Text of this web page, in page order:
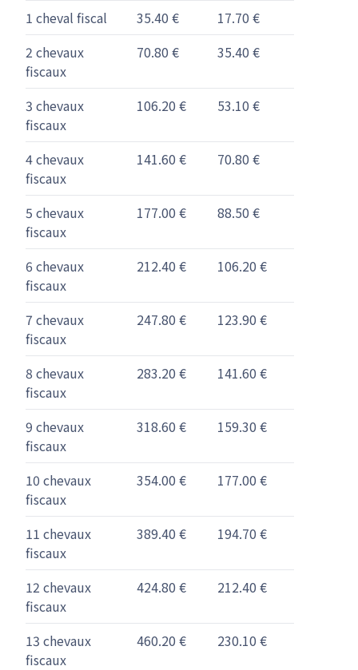
1 cheval fiscal
35.40 €
17.70 €
2 chevaux
fiscaux
70.80 € 35.40 €
3 chevaux
fiscaux
106.20 € 53.10 €
4 chevaux
fiscaux
141.60 € 70.80 €
5 chevaux
fiscaux
177.00 € 88.50 €
6 chevaux
fiscaux
212.40 € 106.20 €
7 chevaux
fiscaux
247.80 € 123.90 €
8 chevaux
fiscaux
283.20 € 141.60 €
9 chevaux
fiscaux
318.60 € 159.30 €
10 chevaux
fiscaux
354.00 € 177.00 €
11 chevaux
fiscaux
389.40 € 194.70 €
12 chevaux
fiscaux
424.80 € 212.40 €
13 chevaux
fiscaux
460.20 € 230.10 €